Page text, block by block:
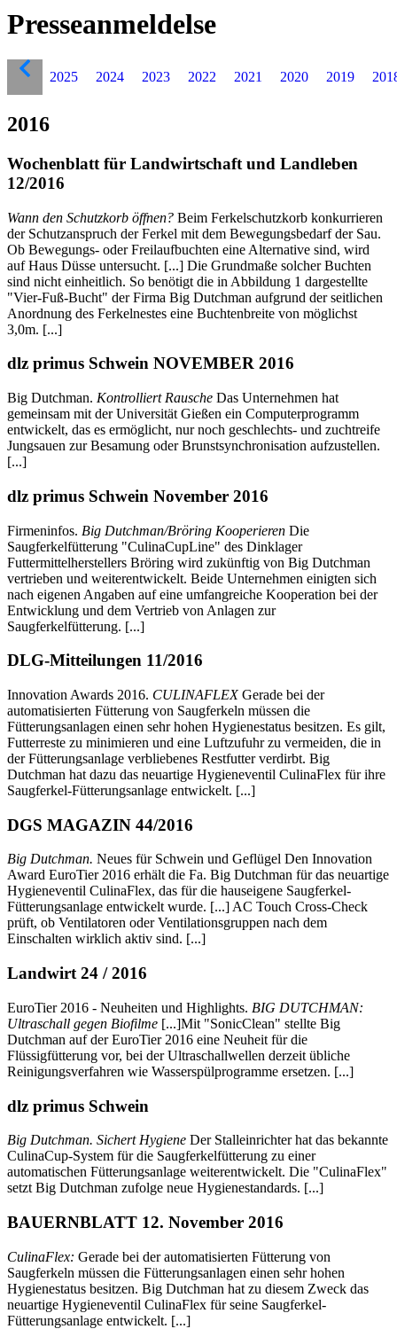
Presseanmeldelse
2025 2024 2023 2022 2021 2020 2019
2016
Wochenblatt für Landwirtschaft und Landleben
12/2016
Wann den Schutzkorb öffnen? Beim Ferkelschutzkorb konkurrieren
der Schutzanspruch der Ferkel mit dem Bewegungsbedarf der Sau.
Ob Bewegungs- oder Freilaufbuchten eine Alternative sind, wird
auf Haus Düsse untersucht. [...] Die Grundmaße solcher Buchten
sind nicht einheitlich. So benötigt die in Abbildung 1 dargestellte
"Vier-Fuß-Bucht" der Firma Big Dutchman aufgrund der seitlichen
Anordnung des Ferkelnestes eine Buchtenbreite von möglichst
3,0m. [...]
dlz primus Schwein NOVEMBER 2016
Big Dutchman. Kontrolliert Rausche Das Unternehmen hat
gemeinsam mit der Universität Gießen ein Computerprogramm
entwickelt, das es ermöglicht, nur noch geschlechts- und zuchtreife
Jungsauen zur Besamung oder Brunstsynchronisation aufzustellen.
[...]
dlz primus Schwein November 2016
Firmeninfos. Big Dutchman/Bröring Kooperieren Die
Saugferkelfütterung "CulinaCupLine" des Dinklager
Futtermittelherstellers Bröring wird zukünftig von Big Dutchman
vertrieben und weiterentwickelt. Beide Unternehmen einigten sich
nach eigenen Angaben auf eine umfangreiche Kooperation bei der
Entwicklung und dem Vertrieb von Anlagen zur
Saugferkelfütterung. [...]
DLG-Mitteilungen 11/2016
Innovation Awards 2016. CULINAFLEXGerade bei der
automatisierten Fütterung von Saugferkeln müssen die
Fütterungsanlagen einen sehr hohen Hygienestatus besitzen. Es gilt,
Futterreste zu minimieren und eine Luftzufuhr zu vermeiden, die in
der Fütterungsanlage verbliebenes Restfutter verdirbt. Big
Dutchman hat dazu das neuartige Hygieneventil CulinaFlex für ihre
Saugferkel-Fütterungsanlage entwickelt. [...]
DGS MAGAZIN 44/2016
Big Dutchman. Neues für Schwein und Geflügel Den Innovation
Award EuroTier 2016 erhält die Fa. Big Dutchman für das neuartige
Hygieneventil CulinaFlex, das für die hauseigene Saugferkel-
Fütterungsanlage entwickelt wurde. [...] AC Touch Cross-Check
prüft, ob Ventilatoren oder Ventilationsgruppen nach dem
Einschalten wirklich aktiv sind. [...]
Landwirt 24 / 2016
EuroTier 2016 - Neuheiten und Highlights. BIG DUTCHMAN:
Ultraschall gegen Biofilme [...]Mit "SonicClean" stellte Big
Dutchman auf der EuroTier 2016 eine Neuheit für die
Flüssigfütterung vor, bei der Ultraschallwellen derzeit übliche
Reinigungsverfahren wie Wasserspülprogramme ersetzen. [...]
dlz primus Schwein
Big Dutchman. Sichert Hygiene Der Stalleinrichter hat das bekannte
CulinaCup-System für die Saugferkelfütterung zu einer
automatischen Fütterungsanlage weiterentwickelt. Die "CulinaFlex"
setzt Big Dutchman zufolge neue Hygienestandards. [...]
BAUERNBLATT 12. November 2016
CulinaFlex: Gerade bei der automatisierten Fütterung von
Saugferkeln müssen die Fütterungsanlagen einen sehr hohen
Hygienestatus besitzen. Big Dutchman hat zu diesem Zweck das
neuartige Hygieneventil CulinaFlex für seine Saugferkel-
Fütterungsanlage entwickelt. [...]